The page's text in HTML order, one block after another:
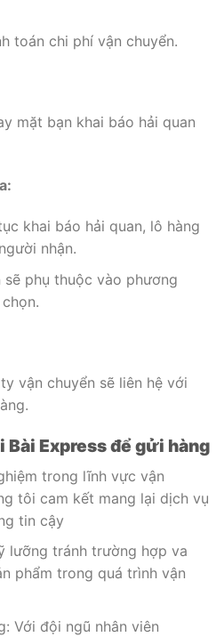
toán chi phí vận chuyển.
mặt bạn khai báo hải quan
khai báo hải quan, lô hàng
nhận.
sẽ phụ thuộc vào phương
vận chuyển sẽ liên hệ với
Bài Express để gửi hàng
trong lĩnh vực vận
tôi cam kết mang lại dịch vụ
tin cậy
lưỡng tránh trường hợp va
phẩm trong quá trình vận
Với đội ngũ nhân viên